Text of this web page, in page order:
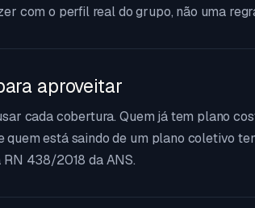
com o perfil real do grupo, não uma
aproveitar
cada cobertura. Quem já tem plano
está saindo de um plano coletivo
438/2018 da ANS.